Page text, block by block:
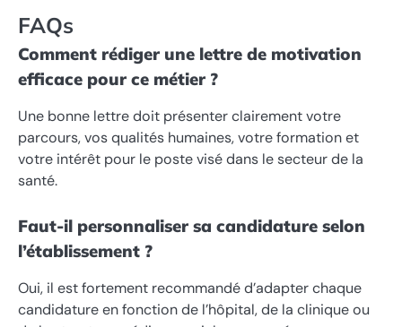
FAQs
Comment rédiger une lettre de motivation
efficace pour ce métier ?
Une bonne lettre doit présenter clairement votre
parcours, vos qualités humaines, votre formation et
votre intérêt pour le poste visé dans le secteur de la
santé.
Faut-il personnaliser sa candidature selon
l’établissement ?
Oui, il est fortement recommandé d’adapter chaque
candidature en fonction de l’hôpital, de la clinique ou